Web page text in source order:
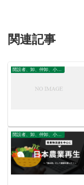
関連記事
開設者、卸、仲卸、小売